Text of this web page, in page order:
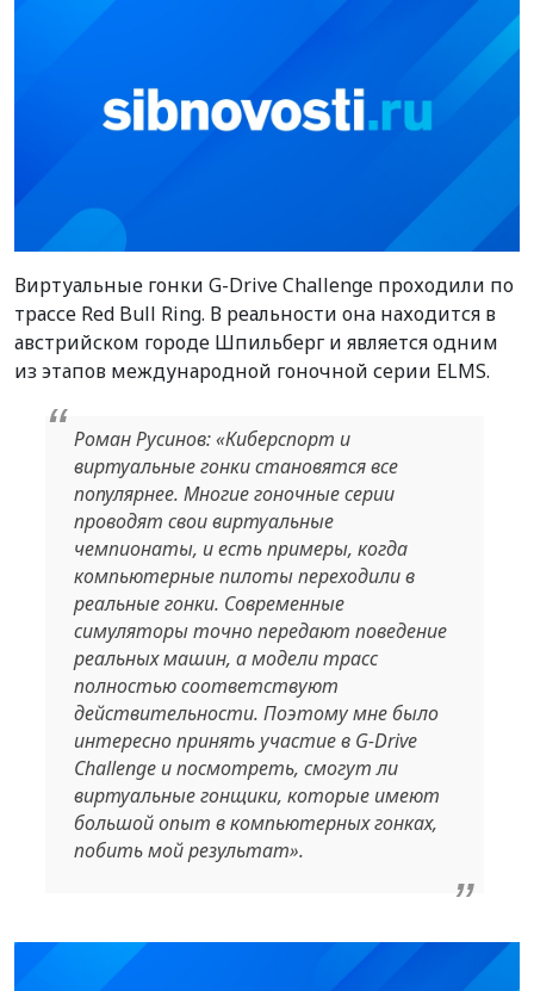
Виртуальные гонки G-Drive Challenge проходили по
трассе Red Bull Ring. В реальности она находится в
австрийском городе Шпильберг и является одним
из этапов международной гоночной серии ELMS.
Роман Русинов: «Киберспорт и
виртуальные гонки становятся все
популярнее. Многие гоночные серии
проводят свои виртуальные
чемпионаты, и есть примеры, когда
компьютерные пилоты переходили в
реальные гонки. Современные
симуляторы точно передают поведение
реальных машин, а модели трасс
полностью соответствуют
действительности. Поэтому мне было
интересно принять участие в G-Drive
Challenge и посмотреть, смогут ли
виртуальные гонщики, которые имеют
большой опыт в компьютерных гонках,
побить мой результат».